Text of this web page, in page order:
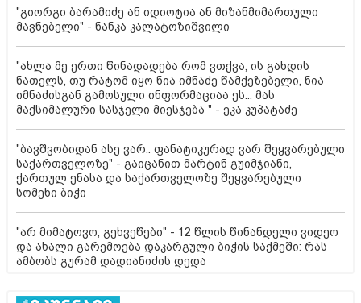
"გიორგი ბარამიძე ან იდიოტია ან მიზანმიმართული
მავნებელი" - ნანკა კალატოზიშვილი
"ახლა მე ერთი წინადადება რომ ვთქვა, ის გახდის
ნათელს, თუ რატომ იყო ნია იმნაძე წამქეზებელი, ნია
იმნაძისგან გამოსული ინფორმაციაა ეს... მას
მაქსიმალური სასჯელი მიესჯება " - ეკა კუპატაძე
"ბავშვობიდან ასე ვარ.. ფანატიკურად ვარ შეყვარებული
საქართველოზე" - გაიცანით მარტინ გუიმჯიანი,
ქართულ ენასა და საქართველოზე შეყვარებული
სომეხი ბიჭი
"არ მიმატოვო, გეხვეწები" - 12 წლის წინანდელი ვიდეო
და ახალი გარემოება დაკარგული ბიჭის საქმეში: რას
ამბობს გურამ დადიანიძის დედა